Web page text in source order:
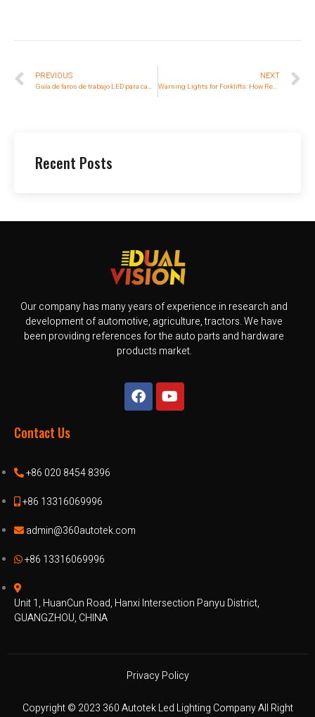
PREVIOUS
Guía de faros de trabajo LED para camiones y coches
NEXT
Warning Lights for Forklifts: How Red and Blue LEDs Keep Your Workplace Safe
Recent Posts
Our company has many years of experience in research and
development of automotive, agriculture, tractors. We have
been providing references for the auto parts and hardware
products market.
Contact Us
+86 020 8454 8396
+86 13316069996
admin@360autotek.com
+86 13316069996
Unit 1, HuanCun Road, Hanxi Intersection Panyu District,
GUANGZHOU, CHINA
Privacy Policy
Copyright © 2023 360 Autotek Led Lighting Company All Right